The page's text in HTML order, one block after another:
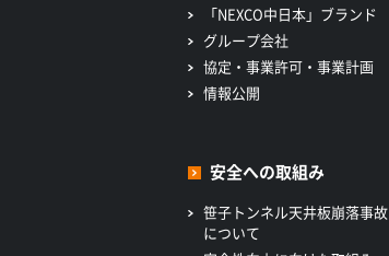
「NEXCO中日本」ブランド
グループ会社
協定・事業許可・事業計画
情報公開
安全への取組み
笹子トンネル天井板崩落事故
について